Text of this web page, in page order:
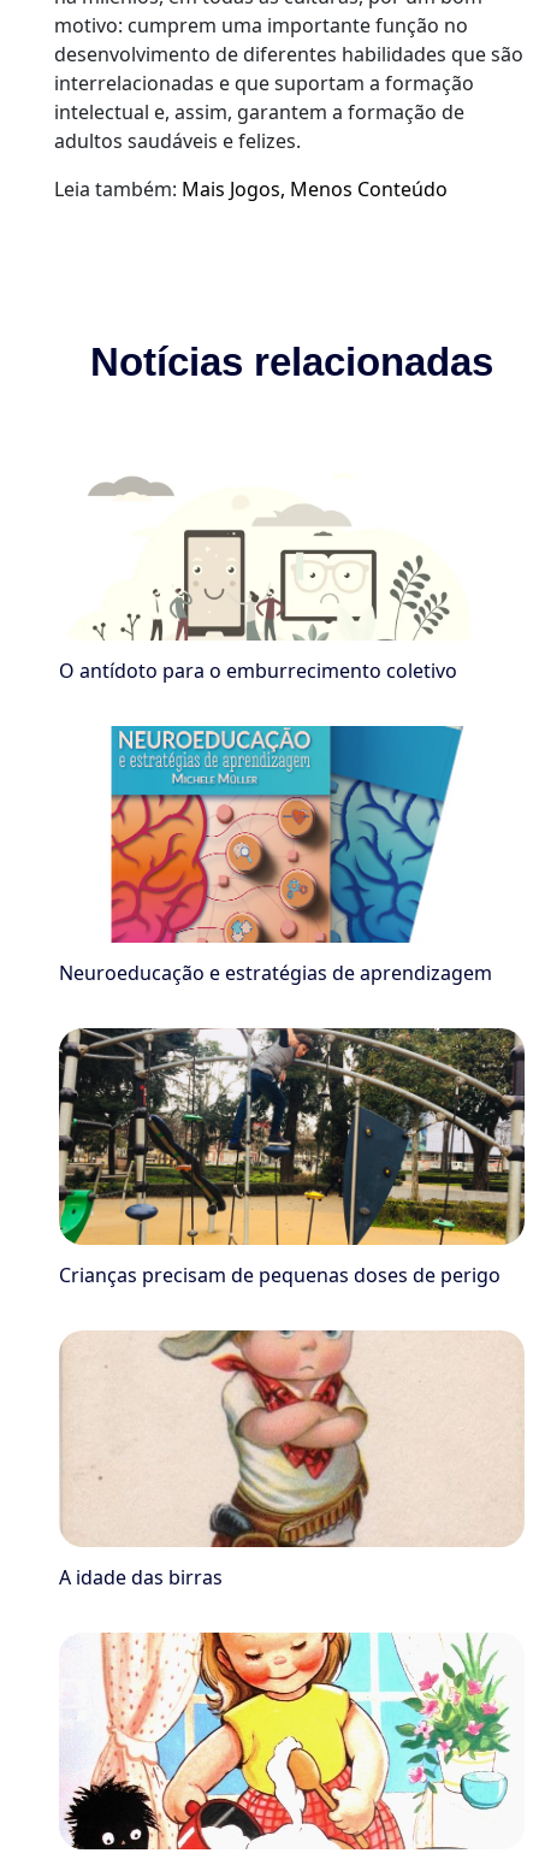
motivo: cumprem uma importante função no
desenvolvimento de diferentes habilidades que são
interrelacionadas e que suportam a formação
intelectual e, assim, garantem a formação de
adultos saudáveis e felizes.
Leia também: Mais Jogos, Menos Conteúdo
Notícias relacionadas
O antídoto para o emburrecimento coletivo
Neuroeducação e estratégias de aprendizagem
Crianças precisam de pequenas doses de perigo
A idade das birras